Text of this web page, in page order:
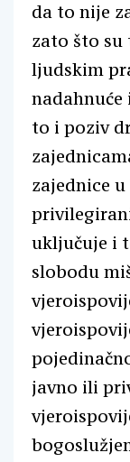
da to nije
zato što su
ljudskim
nadahnuće
to i poziv
zajednice
uključuje i
slobodu
javno ili